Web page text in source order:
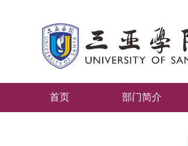
首页 部门简介